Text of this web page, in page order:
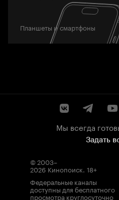
Планшеты и смартфоны
Мы всегда
Задать
© 2003–
2026 Кинопоиск. 18+
Федеральные каналы
доступны для бесплатного
просмотра круглосуточно